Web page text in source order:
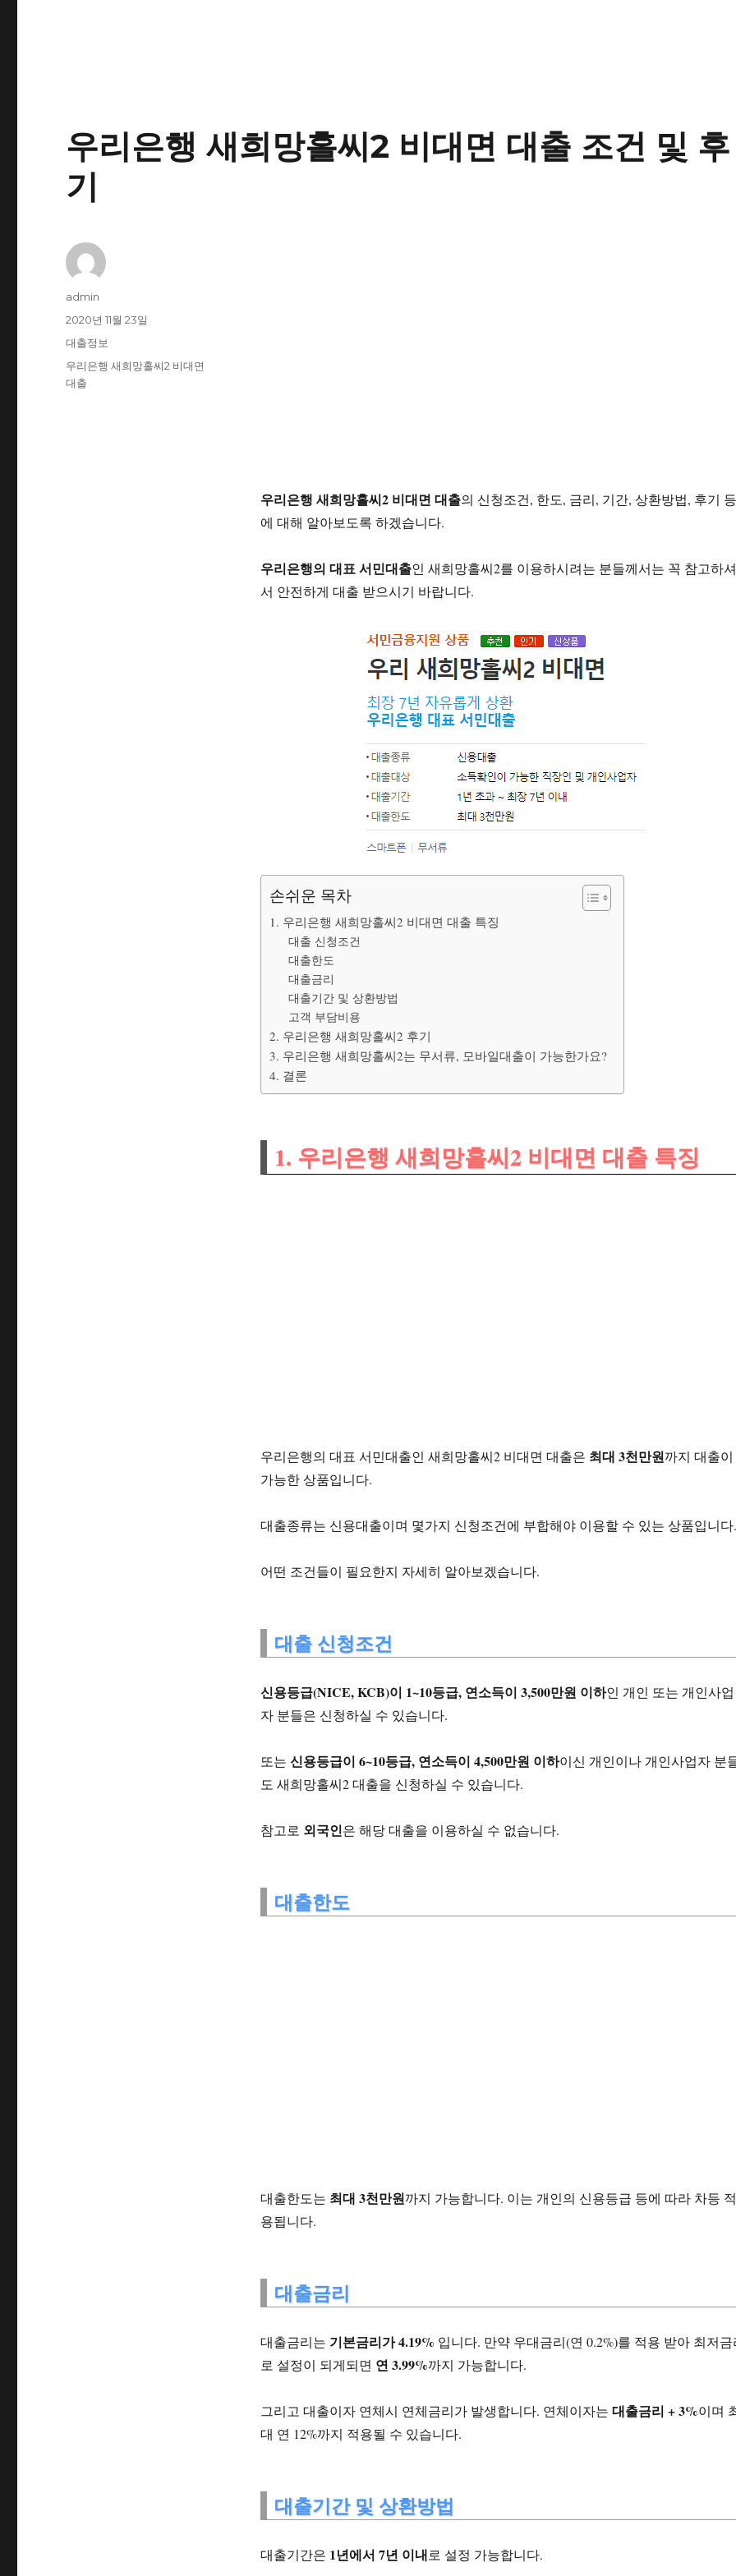
우리은행 새희망홀씨2 비대면 대출 조건 및 후
기
우리은행 새희망홀씨2 비대면 대출의 신청조건, 한도, 금리, 기간, 상환방법, 후기 등
에 대해 알아보도록 하겠습니다.
우리은행의 대표 서민대출인 새희망홀씨2를 이용하시려는 분들께서는 꼭 참고하셔
서 안전하게 대출 받으시기 바랍니다.
손쉬운 목차
1. 우리은행 새희망홀씨2 비대면 대출 특징
대출 신청조건
대출한도
대출금리
대출기간 및 상환방법
고객 부담비용
2. 우리은행 새희망홀씨2 후기
3. 우리은행 새희망홀씨2는 무서류, 모바일대출이 가능한가요?
4. 결론
1. 우리은행 새희망홀씨2 비대면 대출 특징
우리은행의 대표 서민대출인 새희망홀씨2 비대면 대출은 최대 3천만원까지 대출이
가능한 상품입니다.
대출종류는 신용대출이며 몇가지 신청조건에 부합해야 이용할 수 있는 상품입니다.
어떤 조건들이 필요한지 자세히 알아보겠습니다.
대출 신청조건
신용등급(NICE, KCB)이 1~10등급, 연소득이 3,500만원 이하인 개인 또는 개인사업
자 분들은 신청하실 수 있습니다.
또는 신용등급이 6~10등급, 연소득이 4,500만원 이하이신 개인이나 개인사업자 분
도 새희망홀씨2 대출을 신청하실 수 있습니다.
참고로 외국인은 해당 대출을 이용하실 수 없습니다.
대출한도
대출한도는 최대 3천만원까지 가능합니다. 이는 개인의 신용등급 등에 따라 차등 적
용됩니다.
대출금리
대출금리는 기본금리가 4.19% 입니다. 만약 우대금리(연 0.2%)를 적용 받아 최저금
로 설정이 되게되면 연 3.99%까지 가능합니다.
그리고 대출이자 연체시 연체금리가 발생합니다. 연체이자는 대출금리 + 3%이며
대 연 12%까지 적용될 수 있습니다.
대출기간 및 상환방법
대출기간은 1년에서 7년 이내로 설정 가능합니다.
글
admin
작
성
자
2020년 11월 23일
카
테
고
대출정보
태
그
우리은행 새희망홀씨2 비대면
대출